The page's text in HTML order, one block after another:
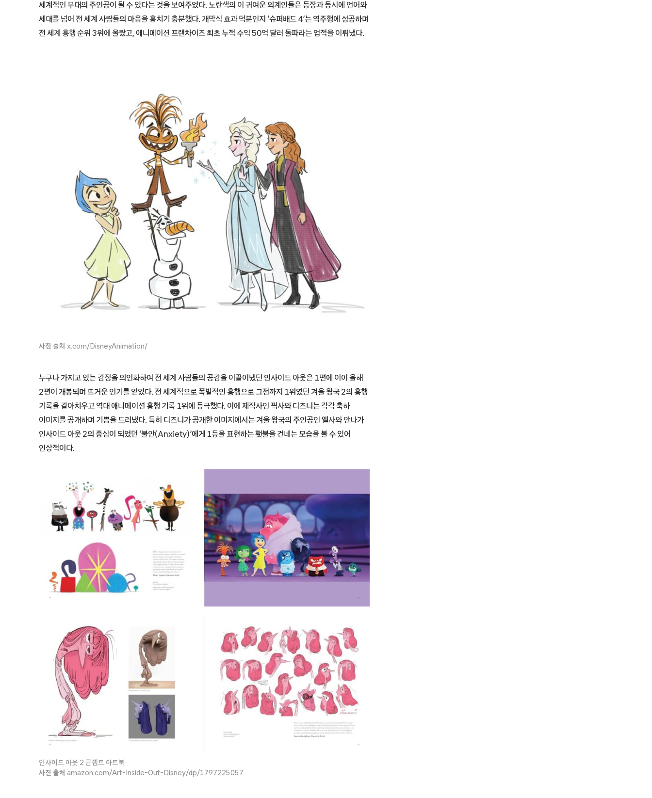
세계적인 무대의 주인공이 될 수 있다는 것을 보여주었다. 노란색의 이 귀여운 외계인들은 등장과 동시에 언어와
세대를 넘어 전 세계 사람들의 마음을 훔치기 충분했다. 개막식 효과 덕분인지 ‘슈퍼배드 4’는 역주행에 성공하며
전 세계 흥행 순위 3위에 올랐고, 애니메이션 프랜차이즈 최초 누적 수익 50억 달러 돌파라는 업적을 이뤄냈다.
사진 출처 x.com/DisneyAnimation/
누구나 가지고 있는 감정을 의인화하여 전 세계 사람들의 공감을 이끌어냈던 인사이드 아웃은 1편에 이어 올해
2편이 개봉되며 뜨거운 인기를 얻었다. 전 세계적으로 폭발적인 흥행으로 그전까지 1위였던 겨울 왕국 2의 흥행
기록을 갈아치우고 역대 애니메이션 흥행 기록 1위에 등극했다. 이에 제작사인 픽사와 디즈니는 각각 축하
이미지를 공개하며 기쁨을 드러냈다. 특히 디즈니가 공개한 이미지에서는 겨울 왕국의 주인공인 엘사와 안나가
인사이드 아웃 2의 중심이 되었던 ‘불안(Anxiety)’에게 1등을 표현하는 횃불을 건네는 모습을 볼 수 있어
인상적이다.
인사이드 아웃 2 콘셉트 아트북
사진 출처 amazon.com/Art-Inside-Out-Disney/dp/1797225057